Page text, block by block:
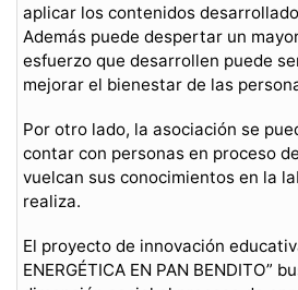
aplicar los contenidos
Además puede despertar un
esfuerzo que desarrollen puede
mejorar el bienestar de las
Por otro lado, la asociación se
contar con personas en proceso
vuelcan sus conocimientos en la
realiza.
El proyecto de innovación
ENERGÉTICA EN PAN BENDITO”